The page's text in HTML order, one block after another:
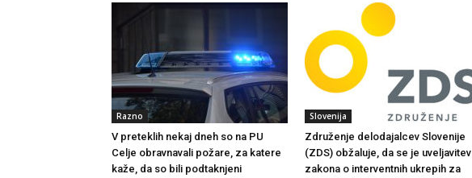
Razno
V preteklih nekaj dneh so na PU
Celje obravnavali požare, za katere
kaže, da so bili podtaknjeni
Slovenija
Združenje delodajalcev Slovenije
(ZDS) obžaluje, da se je uveljavitev
zakona o interventnih ukrepih za